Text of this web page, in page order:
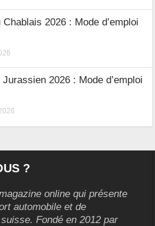
2026 : Mode d’emploi
2026 : Mode d’emploi
?
online qui présente
automobile et de
suisse. Fondé en 2012 par